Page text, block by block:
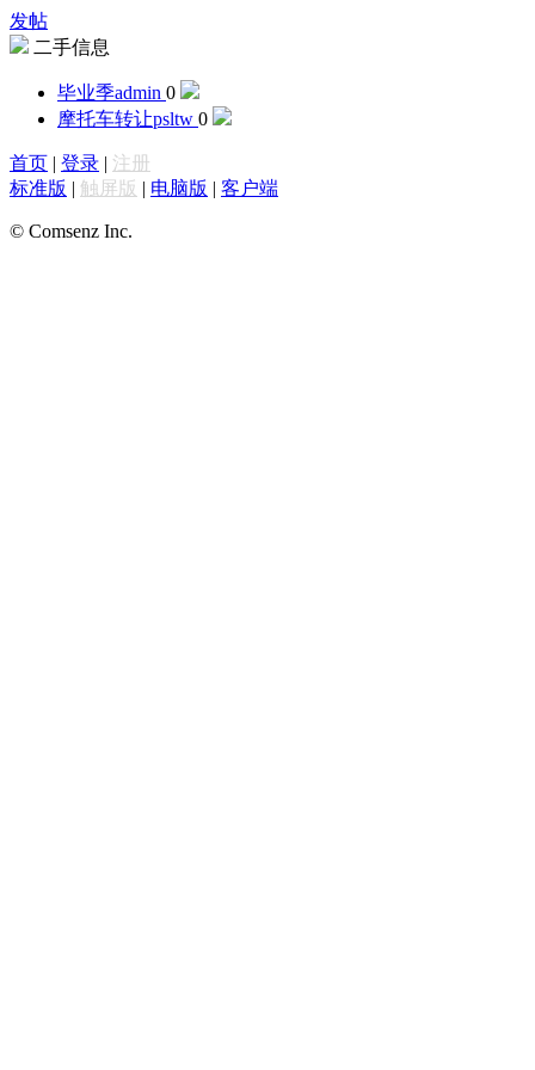
发帖
二手信息
毕业季admin 0
摩托车转让psltw 0
首页 | 登录 | 注册
标准版 | 触屏版 | 电脑版 | 客户端
© Comsenz Inc.